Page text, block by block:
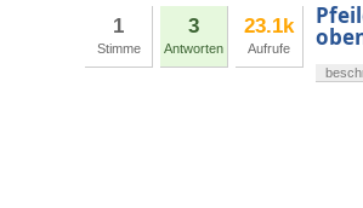
1
Stimme
3
Antworten
23.1k
Aufrufe